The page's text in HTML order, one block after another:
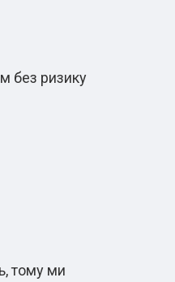
без ризику
тому ми